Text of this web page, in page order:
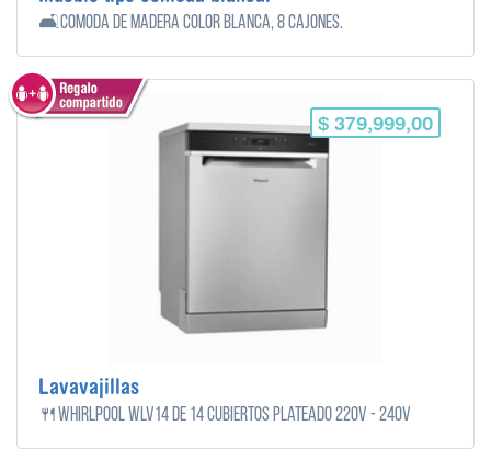
🛋️Cómoda de madera color blanca, 8 cajones.
$ 379,999,00
Lavavajillas
🍴Whirlpool WLV14 de 14 cubiertos plateado 220V - 240V